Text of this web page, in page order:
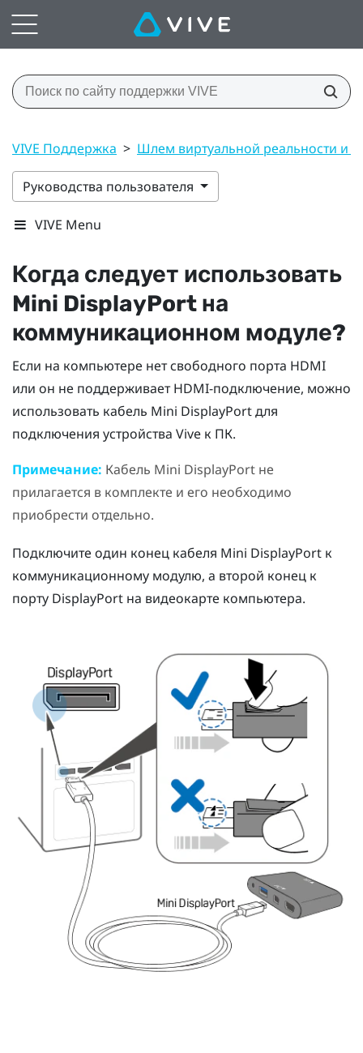
VIVE Поддержка > Шлем виртуальной реальности и
Руководства пользователя
VIVE Menu
Когда следует использовать
Mini DisplayPort на
коммуникационном модуле?
Если на компьютере нет свободного порта HDMI
или он не поддерживает HDMI-подключение, можно
использовать кабель Mini DisplayPortдля
подключения устройства Vive к ПК.
Примечание: Кабель Mini DisplayPort не
прилагается в комплекте и его необходимо
приобрести отдельно.
Подключите один конец кабеля Mini DisplayPort к
коммуникационному модулю, а второй конец к
порту DisplayPort на видеокарте компьютера.